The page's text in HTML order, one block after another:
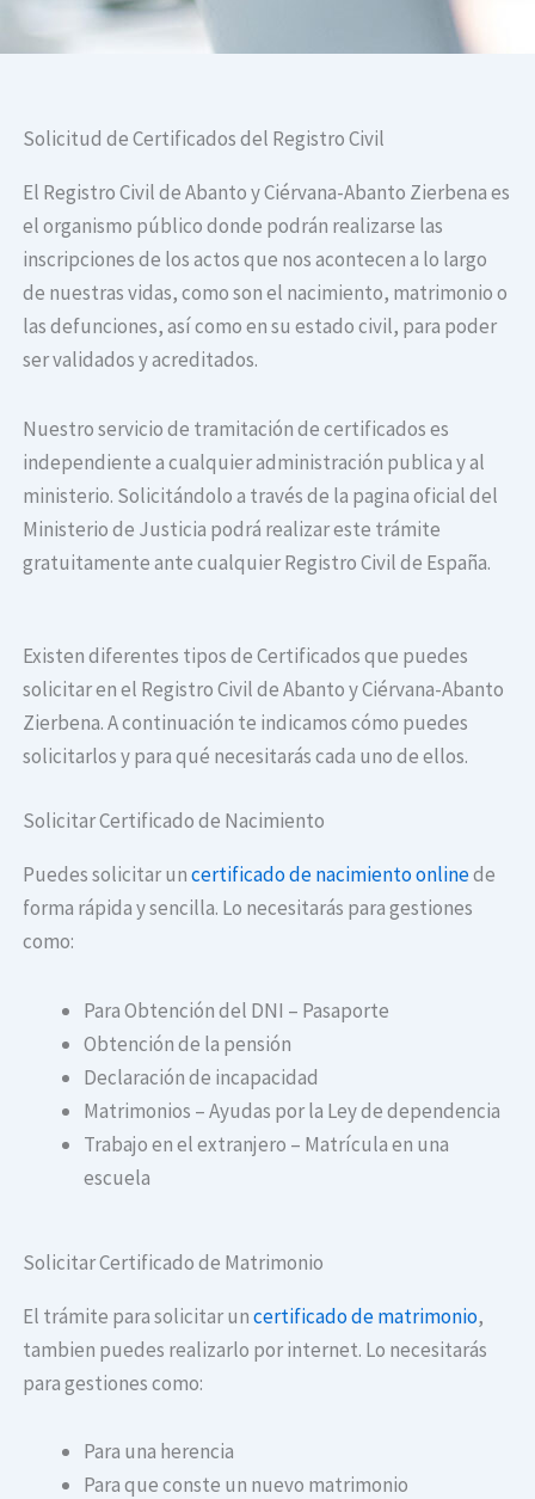
Solicitud de Certificados del Registro Civil
El Registro Civil de Abanto y Ciérvana-Abanto Zierbena es
el organismo público donde podrán realizarse las
inscripciones de los actos que nos acontecen a lo largo
de nuestras vidas, como son el nacimiento, matrimonio o
las defunciones, así como en su estado civil, para poder
ser validados y acreditados.
Nuestro servicio de tramitación de certificados es
independiente a cualquier administración publica y al
ministerio. Solicitándolo a través de la pagina oficial del
Ministerio de Justicia podrá realizar este trámite
gratuitamente ante cualquier Registro Civil de España.
Existen diferentes tipos de Certificados que puedes
solicitar en el Registro Civil de Abanto y Ciérvana-Abanto
Zierbena. A continuación te indicamos cómo puedes
solicitarlos y para qué necesitarás cada uno de ellos.
Solicitar Certificado de Nacimiento
Puedes solicitar uncertificado de nacimiento onlinede
forma rápida y sencilla. Lo necesitarás para gestiones
como:
Para Obtención del DNI – Pasaporte
Obtención de la pensión
Declaración de incapacidad
Matrimonios – Ayudas por la Ley de dependencia
Trabajo en el extranjero – Matrícula en una
escuela
Solicitar Certificado de Matrimonio
El trámite para solicitar uncertificado de matrimonio,
tambien puedes realizarlo por internet. Lo necesitarás
para gestiones como:
Para una herencia
Para que conste un nuevo matrimonio